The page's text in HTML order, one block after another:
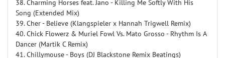
38. Charming Horses feat. Jano - Killing Me Softly With His
Song (Extended Mix)
39. Cher - Believe (Klangspieler x Hannah Trigwell Remix)
40. Chick Flowerz & Muriel Fowl Vs. Mato Grosso - Rhythm Is A
Dancer (Martik C Remix)
41. Chillymouse - Boys (DJ Blackstone Remix Beatings)